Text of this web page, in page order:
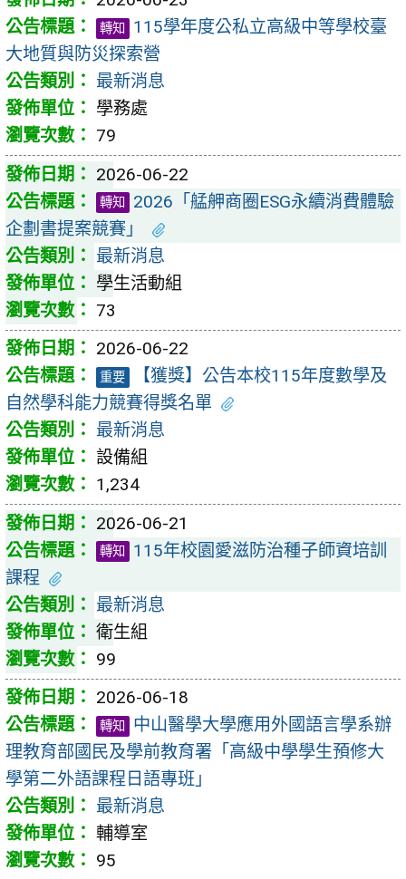
轉知
115學年度公私立高級中等學校臺
大地質與防災探索營
最新消息
學務處
79
2026-06-22
轉知
2026「艋舺商圈ESG永續消費體驗
企劃書提案競賽」
最新消息
學生活動組
73
2026-06-22
重要
【獲獎】公告本校115年度數學及
自然學科能力競賽得獎名單
最新消息
設備組
1,234
2026-06-21
轉知
115年校園愛滋防治種子師資培訓
課程
最新消息
衛生組
99
2026-06-18
轉知
中山醫學大學應用外國語言學系辦
理教育部國民及學前教育署「高級中學學生預修大
學第二外語課程日語專班」
最新消息
輔導室
95